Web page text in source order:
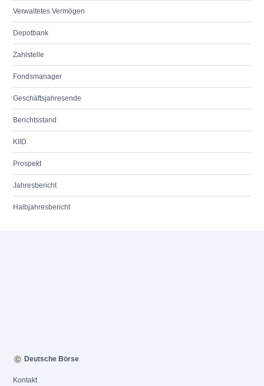
Verwaltetes Vermögen
Depotbank
Zahlstelle
Fondsmanager
Geschäftsjahresende
Berichtsstand
KIID
Prospekt
Jahresbericht
Halbjahresbericht
Deutsche Börse
Kontakt